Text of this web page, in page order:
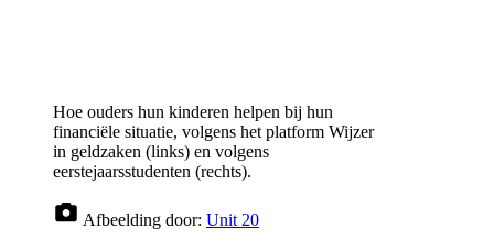
Hoe ouders hun kinderen helpen bij hun
financiële situatie, volgens het platform Wijzer
in geldzaken (links) en volgens
eerstejaarsstudenten (rechts).
Afbeelding door: Unit 20